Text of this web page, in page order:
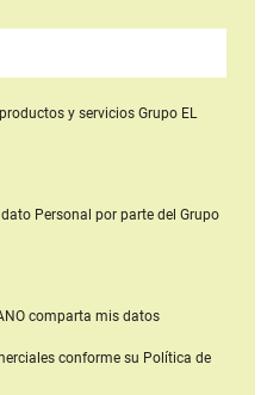
y serviciosGrupo EL
Personal por parte del Grupo
comparta mis datos
conforme su Política de